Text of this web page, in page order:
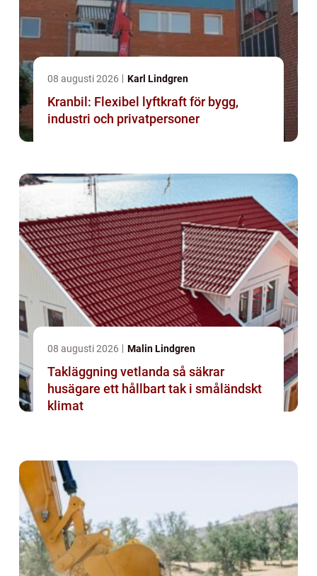
08 augusti 2026 Karl Lindgren
Kranbil: Flexibel lyftkraft för bygg,
industri och privatpersoner
08 augusti 2026 Malin Lindgren
Takläggning vetlanda så säkrar
husägare ett hållbart tak i småländskt
klimat